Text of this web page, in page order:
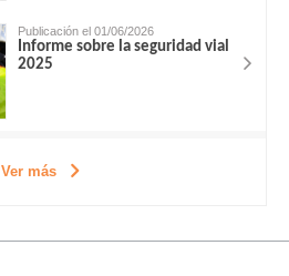
Publicación el 01/06/2026
Informe sobre la seguridad vial
2025
Ver más